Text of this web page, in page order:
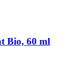
Bio, 60 ml